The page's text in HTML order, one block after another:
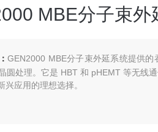
MBE分子束外
GEN2000 MBE分子束外延系统提供
圆处理。它是 HBT 和 pHEMT 等无线
兴应用的理想选择。